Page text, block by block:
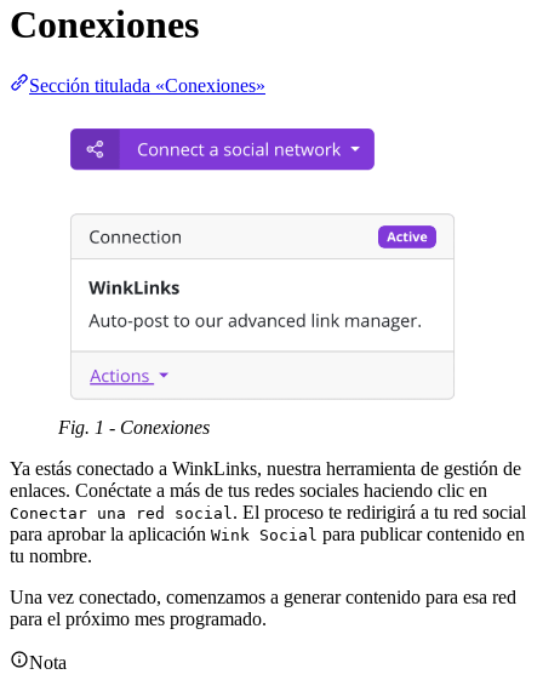
Conexiones
Sección titulada «Conexiones»
Fig. 1 - Conexiones
Ya estás conectado a WinkLinks, nuestra herramienta de gestión de
enlaces. Conéctate a más de tus redes sociales haciendo clic en
Conectar una red social. El proceso te redirigirá a tu red social
para aprobar la aplicación Wink Social para publicar contenido en
tu nombre.
Una vez conectado, comenzamos a generar contenido para esa red
para el próximo mes programado.
Nota